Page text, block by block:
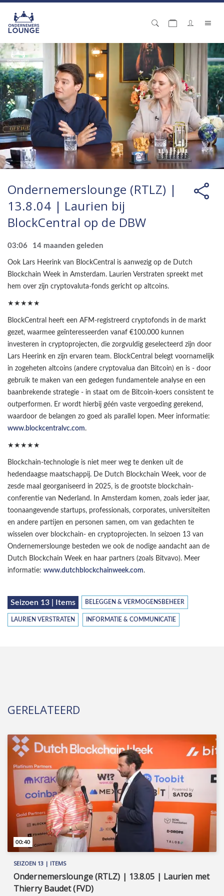
Ondernemerslounge (RTLZ) |
13.8.04 | Laurien bij
BlockCentral op de DBW
03:06 14 maanden geleden
Ook Lars Heerink van BlockCentral is aanwezig op de Dutch
Blockchain Week in Amsterdam. Laurien Verstraten spreekt met
hem over zijn cryptovaluta-fonds gericht op altcoins.
★★★★★
BlockCentral heeft een AFM-registreerd cryptofonds in de markt
gezet, waarmee geïnteresseerden vanaf €100.000 kunnen
investeren in cryptoprojecten, die zorgvuldig geselecteerd zijn door
Lars Heerink en zijn ervaren team. BlockCentral belegt voornamelijk
in zogeheten altcoins (andere cryptovalua dan Bitcoin) en is - door
gebruik te maken van een gedegen fundamentele analyse en een
baanbrekende strategie - in staat om de Bitcoin-koers consistent te
outperformen. Er wordt hierbij géén vaste vergoeding gerekend,
waardoor de belangen zo goed als parallel lopen. Meer informatie:
www.blockcentralvc.com.
★★★★★
Blockchain-technologie is niet meer weg te denken uit de
hedendaagse maatschappij. De Dutch Blockchain Week, voor de
zesde maal georganiseerd in 2025, is de grootste blockchain-
conferentie van Nederland. In Amsterdam komen, zoals ieder jaar,
toonaangevende startups, professionals, corporates, universiteiten
en andere partijen en personen samen, om van gedachten te
wisselen over blockchain- en cryptoprojecten. In seizoen 13 van
Ondernemerslounge besteden we ook de nodige aandacht aan de
Dutch Blockchain Week en haar partners (zoals Bitvavo). Meer
informatie: www.dutchblockchainweek.com.
Seizoen 13 | Items BELEGGEN & VERMOGENSBEHEER
LAURIEN VERSTRATEN INFORMATIE & COMMUNICATIE
GERELATEERD
SEIZOEN 13 | ITEMS
Ondernemerslounge (RTLZ) | 13.8.05 | Laurien met
Thierry Baudet (FVD)
00:40